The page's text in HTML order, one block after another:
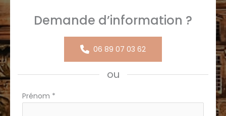
Demande d’information ?
06 89 07 03 62
ou
Formulaire
Prénom *